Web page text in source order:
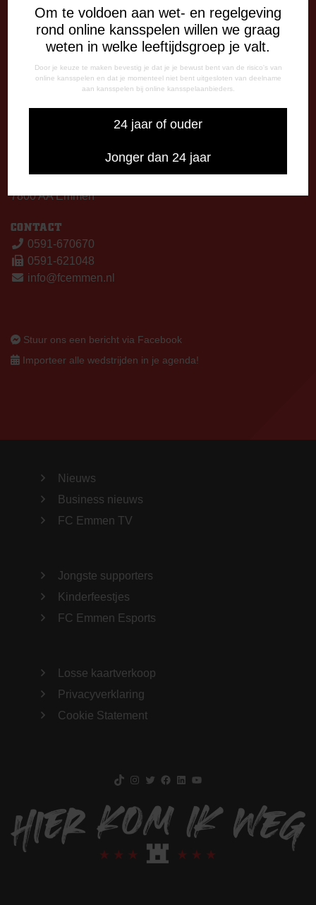
Om te voldoen aan wet- en regelgeving
rond online kansspelen willen we graag
weten in welke leeftijdsgroep je valt.
Door je keuze te maken bevestig je dat je je bewust bent van de risico's van
online kansspelen en dat je momenteel niet bent uitgesloten van deelname
aan kansspelen bij online kansspelaanbieders.
24 jaar of ouder
Jonger dan 24 jaar
09:00 - 12:15 uur
13:00 - 17:00 uur
Woensdag
13:00 - 17:00 uur
Vrijdag
Op thuiswedstrijddagen bereikbaar vanaf 13:00 - 20:00 uur
CORRESPONDENTIE-ADRES
7800 AA Emmen
CONTACT
0591-670670
0591-621048
info@fcemmen.nl
Stuur ons een bericht via Facebook
Importeer alle wedstrijden in je agenda!
Nieuws
Business nieuws
FC Emmen TV
Jongste supporters
Kinderfeestjes
FC Emmen Esports
Losse kaartverkoop
Privacyverklaring
Cookie Statement